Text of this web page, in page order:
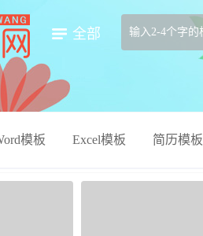
全部
模板 Excel模板 简历模板